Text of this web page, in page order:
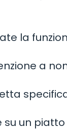
la
a
su un